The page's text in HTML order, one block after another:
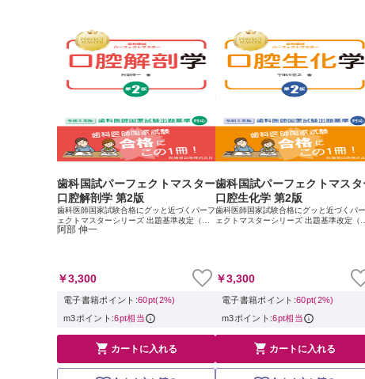
歯科国試パーフェクトマスター
口腔解剖学 第2版
歯科医師国家試験合格にグッと近づくパーフ
ェクトマスターシリーズ 出題基準改定（令
和5年）に対応した改訂版，登場 歯科医師国
阿部 伸一
￥3,300
電子書籍ポイント:60pt(2%)
m3ポイント:6pt相当
 カートに入れる
歯科国試パーフェクトマスタ
口腔生化学 第2版
歯科医師国家試験合格にグッと近づくパ
ェクトマスターシリーズ 出題基準改定（令
￥3,300
電子書籍ポイント:60pt(2%)
m3ポイント:6pt相当
 カートに入れる